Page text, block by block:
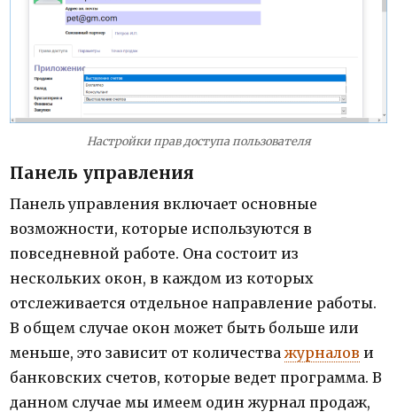
Настройки прав доступа пользователя
Панель управления
Панель управления включает основные
возможности, которые используются в
повседневной работе. Она состоит из
нескольких окон, в каждом из которых
отслеживается отдельное направление работы.
В общем случае окон может быть больше или
меньше, это зависит от количестважурналов и
банковских счетов, которые ведет программа. В
данном случае мы имеем один журнал продаж,